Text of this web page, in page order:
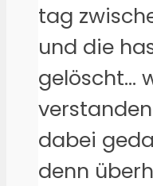
tag
und die
gelöscht…
dabei
denn